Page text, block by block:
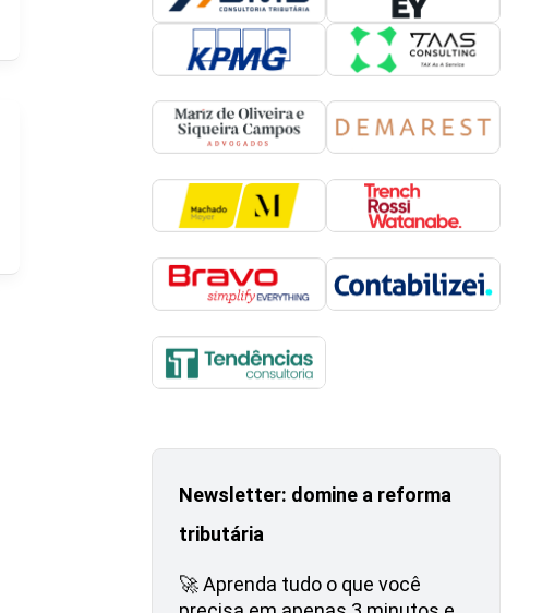
Newsletter: domine a reforma
tributária
🚀 Aprenda tudo o que você